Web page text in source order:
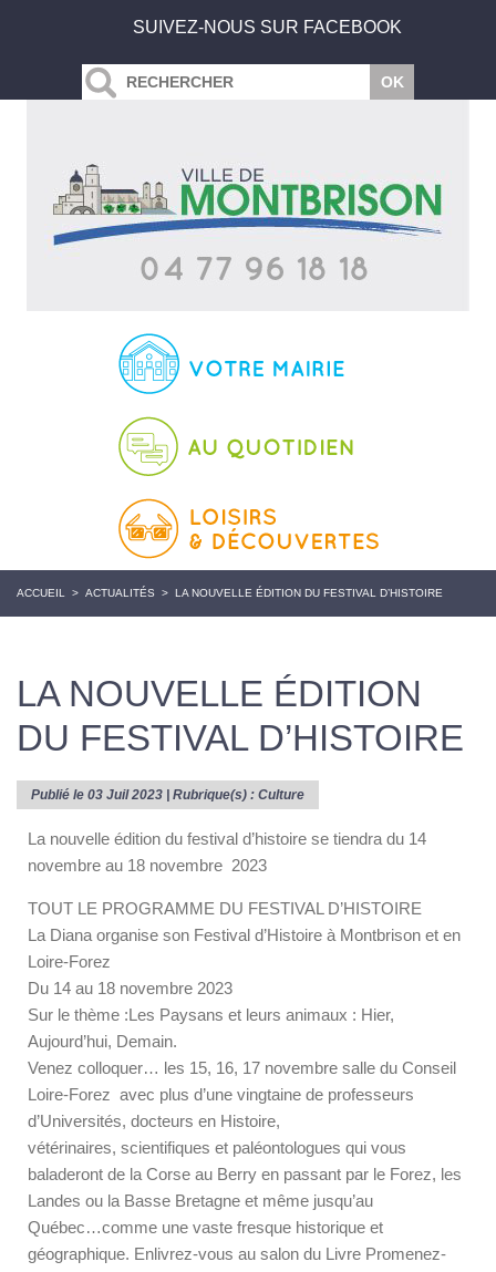
SUIVEZ-NOUS SUR FACEBOOK
ACCUEIL > ACTUALITÉS > LA NOUVELLE ÉDITION DU FESTIVAL D’HISTOIRE
LA NOUVELLE ÉDITION
DU FESTIVAL D’HISTOIRE
Publié le 03 Juil 2023 | Rubrique(s) : Culture
La nouvelle édition du festival d’histoire se tiendra du 14
novembre au 18 novembre 2023
TOUT LE PROGRAMME DU FESTIVAL D’HISTOIRE
La Diana organise son Festival d’Histoire à Montbrison et en
Loire-Forez
Du 14 au 18 novembre 2023
Sur le thème :Les Paysans et leurs animaux : Hier,
Aujourd’hui, Demain.
Venez colloquer… les 15, 16, 17 novembre salle du Conseil
Loire-Forez avec plus d’une vingtaine de professeurs
d’Universités, docteurs en Histoire,
vétérinaires, scientifiques et paléontologues qui vous
baladeront de la Corse au Berry en passant par le Forez, les
Landes ou la Basse Bretagne et même jusqu’au
Québec…comme une vaste fresque historique et
géographique. Enlivrez-vous au salon du Livre Promenez-